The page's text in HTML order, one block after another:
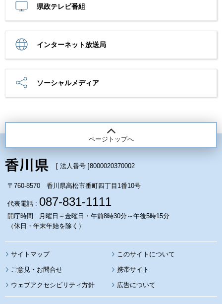
県政テレビ番組
インターネット放送局
ソーシャルメディア
ページトップへ
[ 法人番号 ]8000020370002
〒760-8570 香川県高松市番町四丁目1番10号
代表電話 : 087-831-1111
開庁時間 : 月曜日～金曜日・午前8時30分～午後5時15分
（休日・年末年始を除く）
サイトマップ このサイトについて
携帯サイト
ウェブアクセシビリティ方針 広告について